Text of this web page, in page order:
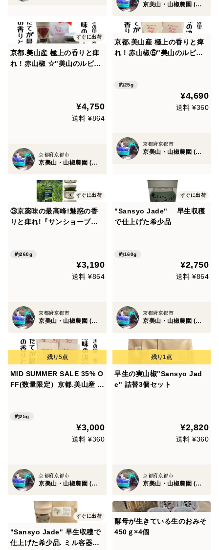
京美山・山椒農園 (内儀家)
すぐに出荷
京都.美山産 極上の香りと痺
れ ! 赤山椒 ☆"美山のルビ
¥4,750
送料 ¥864
京都府京都市
京美山・山椒農園 (内儀家)
京都.美山産 極上の香りと痺
れ ! 赤山椒⑤"美山のルビ
約25g
¥4,690
送料 ¥360
京都府京都市
京美山・山椒農園 (内儀家)
すぐに出荷
③京薬味の最高峰!魅惑の香
りと痺れ!『サンショーブギ
約260g
¥3,190
送料 ¥864
京都府京都市
京美山・山椒農園 (内儀家)
すぐに出荷
"Sansyo Jade" 早生収穫
で仕上げた希少品
約160g
¥2,750
送料 ¥864
京都府京都市
京美山・山椒農園 (内儀家)
MID SUMMER SALE 35% O
FF(数量限定）京都.美山産 極
ク約25g
¥3,000
送料 ¥360
京都府京都市
京美山・山椒農園 (内儀家)
早生の実山椒"Sansyo Jad
e" 詰替3個セット
¥2,820
送料 ¥360
京都府京都市
京美山・山椒農園 (内儀家)
すぐに出荷
"Sansyo Jade" 早生収穫で
仕上げた希少品. ミル容器入
酵母が生きている生のおみそ
450ｇ×4個